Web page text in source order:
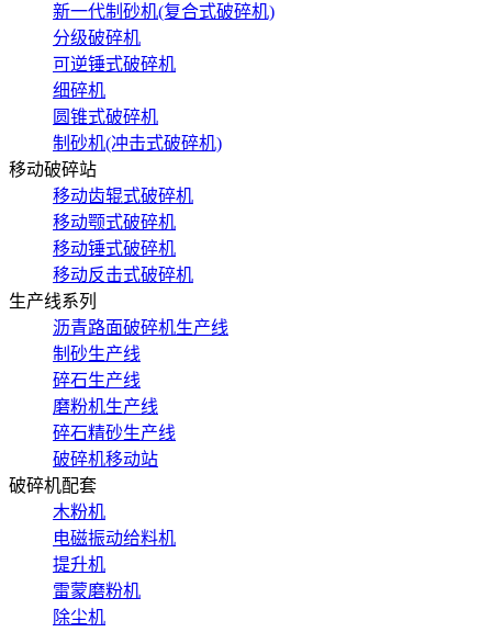
新一代制砂机(复合式破碎机)
分级破碎机
可逆锤式破碎机
细碎机
圆锥式破碎机
制砂机(冲击式破碎机)
移动破碎站
移动齿辊式破碎机
移动颚式破碎机
移动锤式破碎机
移动反击式破碎机
生产线系列
沥青路面破碎机生产线
制砂生产线
碎石生产线
磨粉机生产线
碎石精砂生产线
破碎机移动站
破碎机配套
木粉机
电磁振动给料机
提升机
雷蒙磨粉机
除尘机